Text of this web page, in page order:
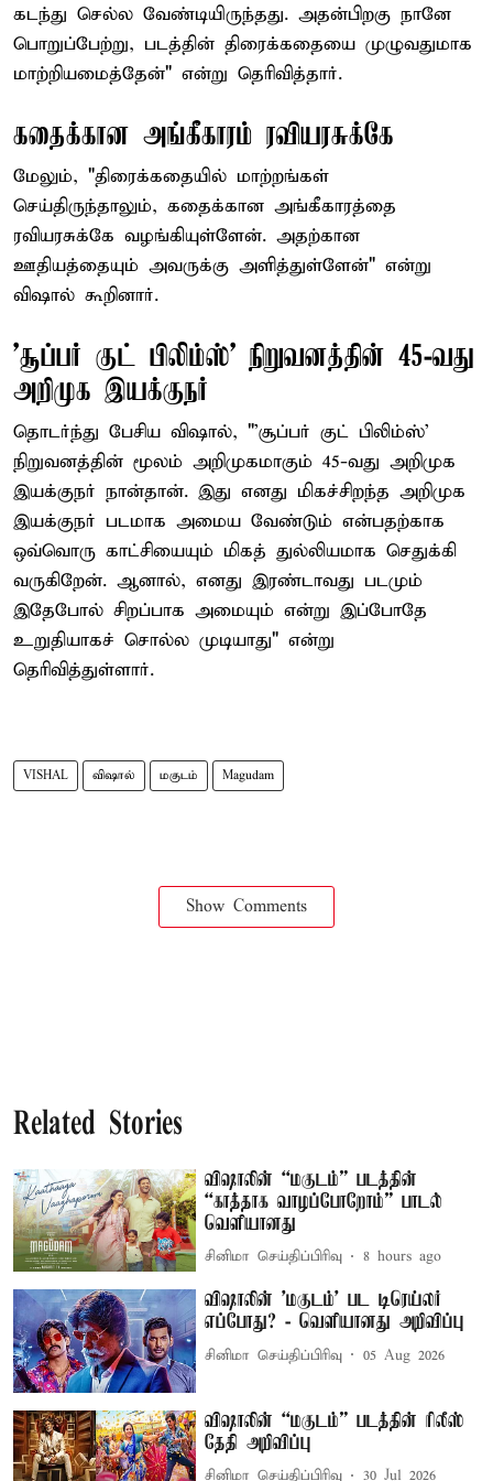
கடந்து செல்ல வேண்டியிருந்தது. அதன்பிறகு நானே
பொறுப்பேற்று, படத்தின் திரைக்கதையை முழுவதுமாக
மாற்றியமைத்தேன்" என்று தெரிவித்தார்.
கதைக்கான அங்கீகாரம் ரவியரசுக்கே
மேலும், "திரைக்கதையில் மாற்றங்கள்
செய்திருந்தாலும், கதைக்கான அங்கீகாரத்தை
ரவியரசுக்கே வழங்கியுள்ளேன். அதற்கான
ஊதியத்தையும் அவருக்கு அளித்துள்ளேன்" என்று
விஷால் கூறினார்.
'சூப்பர் குட் பிலிம்ஸ்' நிறுவனத்தின் 45-வது
அறிமுக இயக்குநர்
தொடர்ந்து பேசிய விஷால், "'சூப்பர் குட் பிலிம்ஸ்'
நிறுவனத்தின் மூலம் அறிமுகமாகும் 45-வது அறிமுக
இயக்குநர் நான்தான். இது எனது மிகச்சிறந்த அறிமுக
இயக்குநர் படமாக அமைய வேண்டும் என்பதற்காக
ஒவ்வொரு காட்சியையும் மிகத் துல்லியமாக செதுக்கி
வருகிறேன். ஆனால், எனது இரண்டாவது படமும்
இதேபோல் சிறப்பாக அமையும் என்று இப்போதே
உறுதியாகச் சொல்ல முடியாது" என்று
தெரிவித்துள்ளார்.
VISHAL விஷால் மகுடம் Magudam
Show Comments
Related Stories
விஷாலின் “மகுடம்” படத்தின்
“காத்தாக வாழப்போறோம்” பாடல்
வெளியானது
சினிமா செய்திப்பிரிவு 8 hours ago
விஷாலின் 'மகுடம்' பட டிரெய்லர்
எப்போது? - வெளியானது அறிவிப்பு
சினிமா செய்திப்பிரிவு 05 Aug 2026
விஷாலின் “மகுடம்” படத்தின் ரிலீஸ்
தேதி அறிவிப்பு
சினிமா செய்திப்பிரிவு 30 Jul 2026